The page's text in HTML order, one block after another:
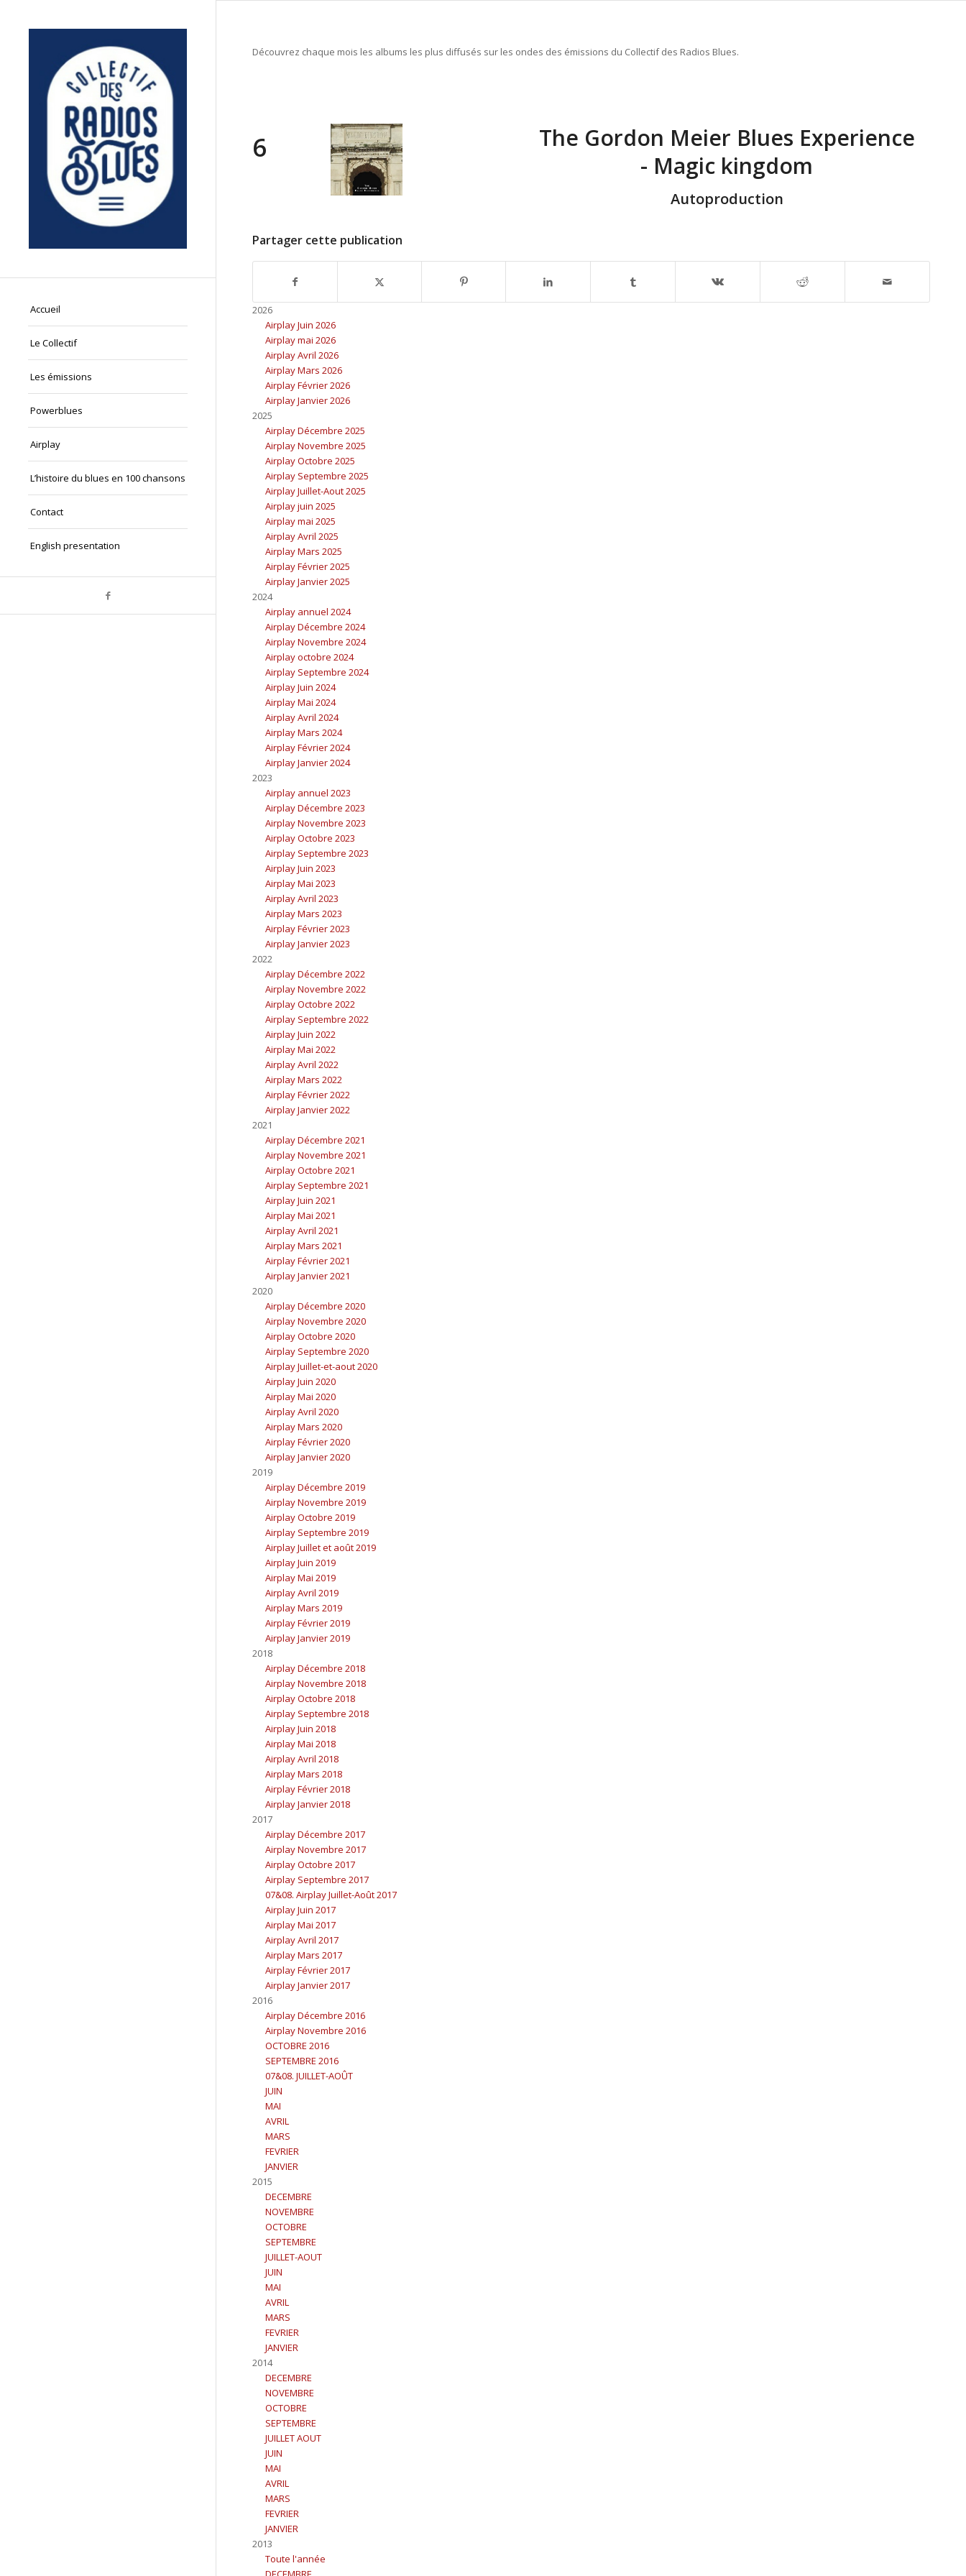
Accueil
Le Collectif
Les émissions
Powerblues
Airplay
L’histoire du blues en 100 chansons
Contact
English presentation
Découvrez chaque mois les albums les plus diffusés sur les ondes des émissions du Collectif des Radios Blues.
6
The Gordon Meier Blues Experience
- Magic kingdom
Autoproduction
Partager cette publication
2026
Airplay Juin 2026
Airplay mai 2026
Airplay Avril 2026
Airplay Mars 2026
Airplay Février 2026
Airplay Janvier 2026
2025
Airplay Décembre 2025
Airplay Novembre 2025
Airplay Octobre 2025
Airplay Septembre 2025
Airplay Juillet-Aout 2025
Airplay juin 2025
Airplay mai 2025
Airplay Avril 2025
Airplay Mars 2025
Airplay Février 2025
Airplay Janvier 2025
2024
Airplay annuel 2024
Airplay Décembre 2024
Airplay Novembre 2024
Airplay octobre 2024
Airplay Septembre 2024
Airplay Juin 2024
Airplay Mai 2024
Airplay Avril 2024
Airplay Mars 2024
Airplay Février 2024
Airplay Janvier 2024
2023
Airplay annuel 2023
Airplay Décembre 2023
Airplay Novembre 2023
Airplay Octobre 2023
Airplay Septembre 2023
Airplay Juin 2023
Airplay Mai 2023
Airplay Avril 2023
Airplay Mars 2023
Airplay Février 2023
Airplay Janvier 2023
2022
Airplay Décembre 2022
Airplay Novembre 2022
Airplay Octobre 2022
Airplay Septembre 2022
Airplay Juin 2022
Airplay Mai 2022
Airplay Avril 2022
Airplay Mars 2022
Airplay Février 2022
Airplay Janvier 2022
2021
Airplay Décembre 2021
Airplay Novembre 2021
Airplay Octobre 2021
Airplay Septembre 2021
Airplay Juin 2021
Airplay Mai 2021
Airplay Avril 2021
Airplay Mars 2021
Airplay Février 2021
Airplay Janvier 2021
2020
Airplay Décembre 2020
Airplay Novembre 2020
Airplay Octobre 2020
Airplay Septembre 2020
Airplay Juillet-et-aout 2020
Airplay Juin 2020
Airplay Mai 2020
Airplay Avril 2020
Airplay Mars 2020
Airplay Février 2020
Airplay Janvier 2020
2019
Airplay Décembre 2019
Airplay Novembre 2019
Airplay Octobre 2019
Airplay Septembre 2019
Airplay Juillet et août 2019
Airplay Juin 2019
Airplay Mai 2019
Airplay Avril 2019
Airplay Mars 2019
Airplay Février 2019
Airplay Janvier 2019
2018
Airplay Décembre 2018
Airplay Novembre 2018
Airplay Octobre 2018
Airplay Septembre 2018
Airplay Juin 2018
Airplay Mai 2018
Airplay Avril 2018
Airplay Mars 2018
Airplay Février 2018
Airplay Janvier 2018
2017
Airplay Décembre 2017
Airplay Novembre 2017
Airplay Octobre 2017
Airplay Septembre 2017
07&08. Airplay Juillet-Août 2017
Airplay Juin 2017
Airplay Mai 2017
Airplay Avril 2017
Airplay Mars 2017
Airplay Février 2017
Airplay Janvier 2017
2016
Airplay Décembre 2016
Airplay Novembre 2016
OCTOBRE 2016
SEPTEMBRE 2016
07&08. JUILLET-AOÛT
JUIN
MAI
AVRIL
MARS
FEVRIER
JANVIER
2015
DECEMBRE
NOVEMBRE
OCTOBRE
SEPTEMBRE
JUILLET-AOUT
JUIN
MAI
AVRIL
MARS
FEVRIER
JANVIER
2014
DECEMBRE
NOVEMBRE
OCTOBRE
SEPTEMBRE
JUILLET AOUT
JUIN
MAI
AVRIL
MARS
FEVRIER
JANVIER
2013
Toute l'année